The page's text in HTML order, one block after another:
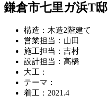
ナ投
稿:
投
稿:
鎌倉市七里ガ浜T邸
構造：木造2階建て
営業担当：山田
施工担当：吉村
設計担当：高橋
大工：
テーマ：
着工：2021.4